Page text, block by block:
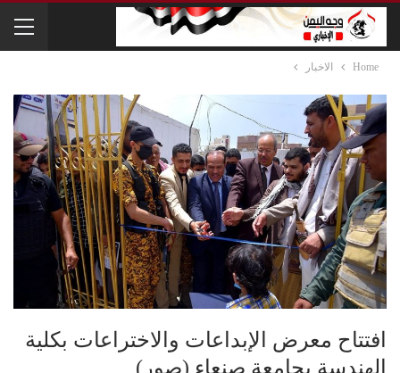
Home الاخبار
افتتاح معرض الإبداعات والاختراعات بكلية
الهندسة بجامعة صنعاء (صور)